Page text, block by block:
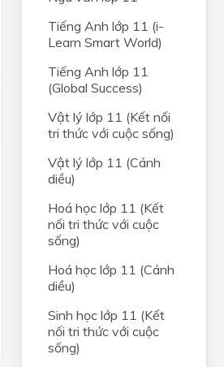
Tiếng Anh lớp 11 (i-
Learn Smart World)
Tiếng Anh lớp 11
(Global Success)
Vật lý lớp 11 (Kết nối
tri thức với cuộc sống)
Vật lý lớp 11 (Cánh
diều)
Hoá học lớp 11 (Kết
nối tri thức với cuộc
sống)
Hoá học lớp 11 (Cánh
diều)
Sinh học lớp 11 (Kết
nối tri thức với cuộc
sống)